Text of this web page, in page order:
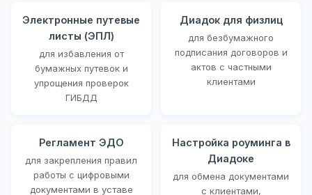
Электронные путевые
листы (ЭПЛ)
для избавления от
бумажных путевок и
упрощения проверок
ГИБДД
Диадок для физлиц
для безбумажного
подписания договоров и
актов с частными
клиентами
Регламент ЭДО
для закрепления правил
работы с цифровыми
документами в уставе
Настройка роуминга в
Диадоке
для обмена документами
с клиентами,